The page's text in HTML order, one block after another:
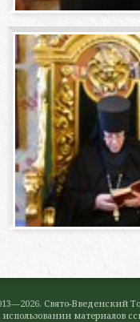
Свято-Введенский
материалов